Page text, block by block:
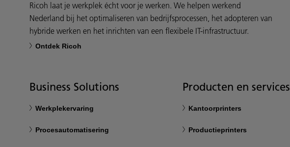
Ricoh laat je werkplek écht voor je werken. We helpen werkend
Nederland bij het optimaliseren van bedrijfsprocessen, het adopteren van
hybride werken en het inrichten van een flexibele IT-infrastructuur.
Ontdek Ricoh
Business Solutions
Werkplekervaring
Procesautomatisering
Producten en services
Kantoorprinters
Productieprinters